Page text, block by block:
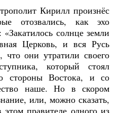
Кирилл произнёс
отозвались, как эхо
солнце земли
Церковь, и вся Русь
что они утратили своего
который стоял
стороны Востока, и со
наше. Но в скором
или, можно сказать,
правителе одного из